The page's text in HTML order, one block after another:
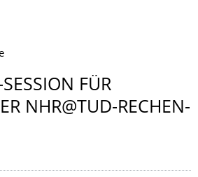
FÜR
NHR@TUD-RECHEN-